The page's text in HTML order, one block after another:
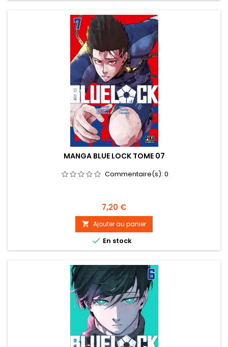
MANGA BLUE LOCK TOME 07
Commentaire(s): 0
Prix
7,20 €
 Ajouter au panier
 En stock